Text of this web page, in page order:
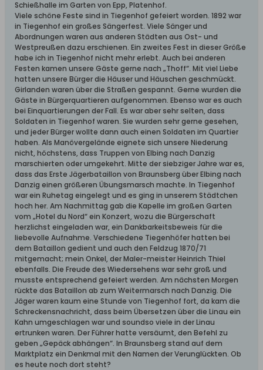
Schießhalle im Garten von Epp, Platenhof.
Viele schöne Feste sind in Tiegenhof gefeiert worden. 1892 war
in Tiegenhof ein großes Sängerfest. Viele Sänger und
Abordnungen waren aus anderen Städten aus Ost- und
Westpreußen dazu erschienen. Ein zweites Fest in dieser Größe
habe ich in Tiegenhof nicht mehr erlebt. Auch bei anderen
Festen kamen unsere Gäste gerne nach „Thoff“. Mit viel Liebe
hatten unsere Bürger die Häuser und Häuschen geschmückt.
Girlanden waren über die Straßen gespannt. Gerne wurden die
Gäste in Bürgerquartieren aufgenommen. Ebenso war es auch
bei Einquartierungen der Fall. Es war aber sehr selten, dass
Soldaten in Tiegenhof waren. Sie wurden sehr gerne gesehen,
und jeder Bürger wollte dann auch einen Soldaten im Quartier
haben. Als Manövergelände eignete sich unsere Niederung
nicht, höchstens, dass Truppen von Elbing nach Danzig
marschierten oder umgekehrt. Mitte der siebziger Jahre war es,
dass das Erste Jägerbataillon von Braunsberg über Elbing nach
Danzig einen größeren Übungsmarsch machte. In Tiegenhof
war ein Ruhetag eingelegt und es ging in unserem Städtchen
hoch her. Am Nachmittag gab die Kapelle im großen Garten
vom „Hotel du Nord“ ein Konzert, wozu die Bürgerschaft
herzlichst eingeladen war, ein Dankbarkeitsbeweis für die
liebevolle Aufnahme. Verschiedene Tiegenhöfer hatten bei
dem Bataillon gedient und auch den Feldzug 1870/71
mitgemacht; mein Onkel, der Maler-meister Heinrich Thiel
ebenfalls. Die Freude des Wiedersehens war sehr groß und
musste entsprechend gefeiert werden. Am nächsten Morgen
rückte das Bataillon ab zum Weitermarsch nach Danzig. Die
Jäger waren kaum eine Stunde von Tiegenhof fort, da kam die
Schreckensnachricht, dass beim Übersetzen über die Linau ein
Kahn umgeschlagen war und soundso viele in der Linau
ertrunken waren. Der Führer hatte versäumt, den Befehl zu
geben „Gepäck abhängen“. In Braunsberg stand auf dem
Marktplatz ein Denkmal mit den Namen der Verunglückten. Ob
es heute noch dort steht?